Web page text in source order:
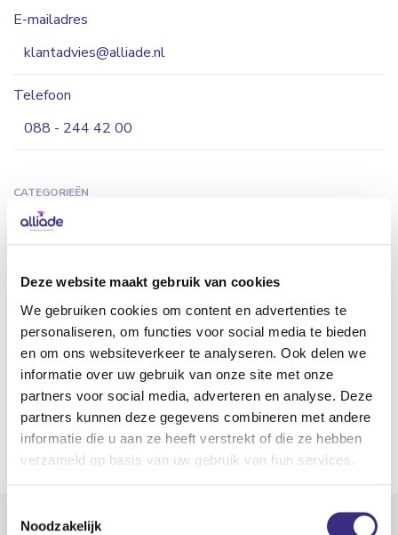
Deze website maakt gebruik van cookies
We gebruiken cookies om content en advertenties te
personaliseren, om functies voor social media te bieden
en om ons websiteverkeer te analyseren. Ook delen we
informatie over uw gebruik van onze site met onze
partners voor social media, adverteren en analyse. Deze
partners kunnen deze gegevens combineren met andere
informatie die u aan ze heeft verstrekt of die ze hebben
verzameld op basis van uw gebruik van hun services.
Noodzakelijk
E-mailadres
klantadvies@alliade.nl
Telefoon
088 - 244 42 00
CATEGORIEËN
Hoofdgebieden
FUNCTIE
Functie titel
Klantadviseur
Naar overzicht